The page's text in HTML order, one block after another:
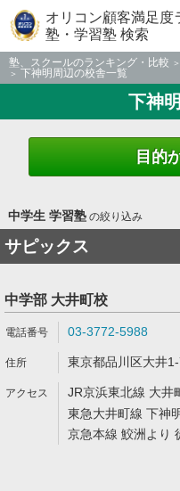
オリコン顧客満足度
塾・学習塾 検索
塾、スクールのランキング・比較
下神明周辺の校舎一覧
下神
目的
中学生 学習塾の絞り込み
サピックス
中学部 大井町校
03-3772-5988
東京都品川区大井
JR京浜東北線 大井
東急大井町線 下神
京急本線 鮫洲より